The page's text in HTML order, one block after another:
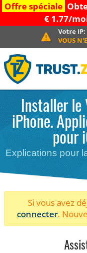
Offre spéciale
€ 1.77/
Votre IP:
VOUS
Installer le
iPhone.
pour
Explications pour
Si vous avez
connecter.